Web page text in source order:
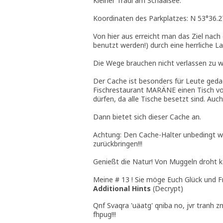
Koordinaten des Parkplatzes: N
Von hier aus erreicht man das Ziel
benutzt werden!) durch eine herrliche
Die Wege brauchen nicht verlassen zu
Der Cache ist besonders für Leute
Fischrestaurant MARÄNE einen Tisch
dürfen, da alle Tische besetzt sind.
Dann bietet sich dieser Cache an.
Achtung: Den Cache-Halter unbedingt
zurückbringen!!!
Genießt die Natur! Von Muggeln droht
Meine # 13 ! Sie möge Euch Glück und
Additional Hints (Decrypt)
Qnf Svaqra 'uäatg' qniba no, jvr tranh
fhpug!!!